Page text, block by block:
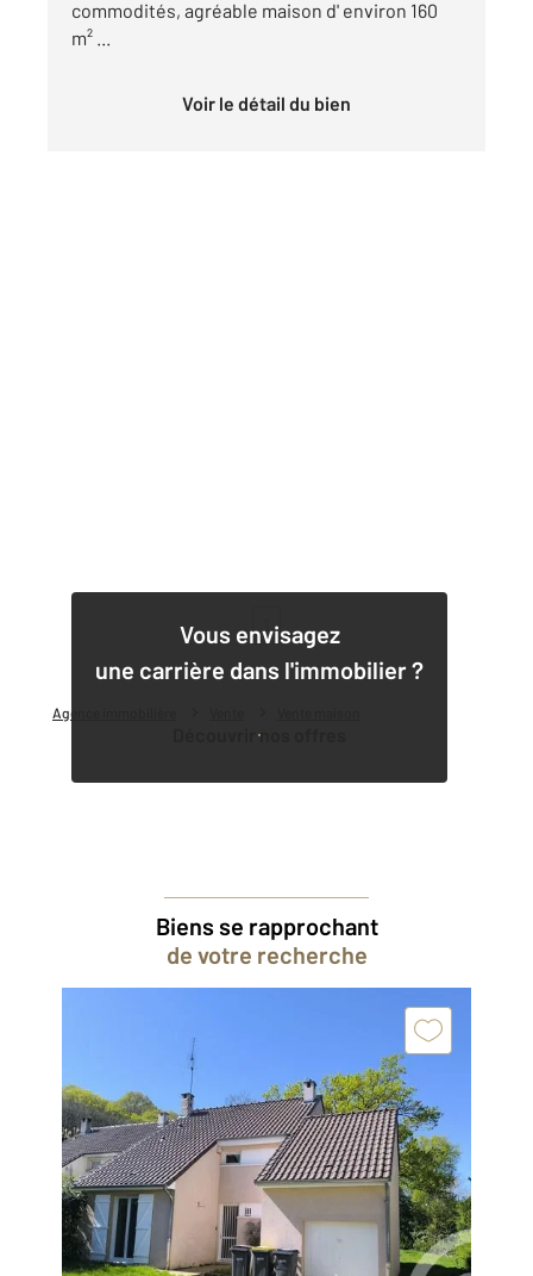
Agence immobilière
commodités, agréable maison d' environ 160
m² ...
Voir le détail du bien
Vous envisagez
une carrière dans l'immobilier ?
Découvrir nos offres
1
Biens se rapprochant
de votre recherche